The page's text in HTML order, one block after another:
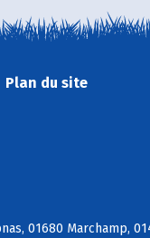
Plan du site
01680 Marchamp,